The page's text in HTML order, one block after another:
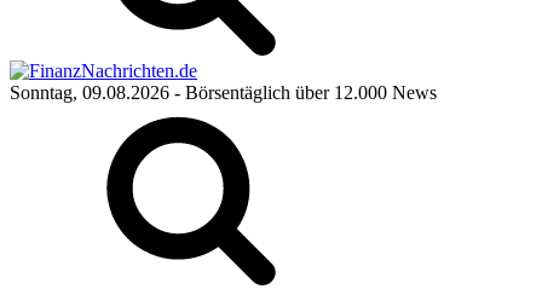
Sonntag, 09.08.2026 - Börsentäglich über 12.000 News